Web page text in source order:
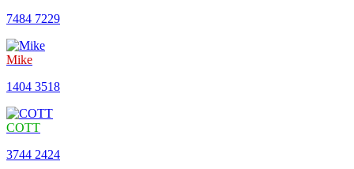
7484 7229
Mike
1404 3518
COTT
3744 2424